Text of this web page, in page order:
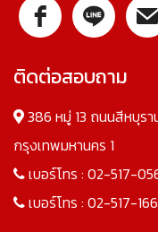
ติดต่อสอบถาม
386 หมู่ 13 ถนนสีหบุร
กรุงเทพมหานคร 1
เบอร์โทร : 02-517-
เบอร์โทร : 02-517-